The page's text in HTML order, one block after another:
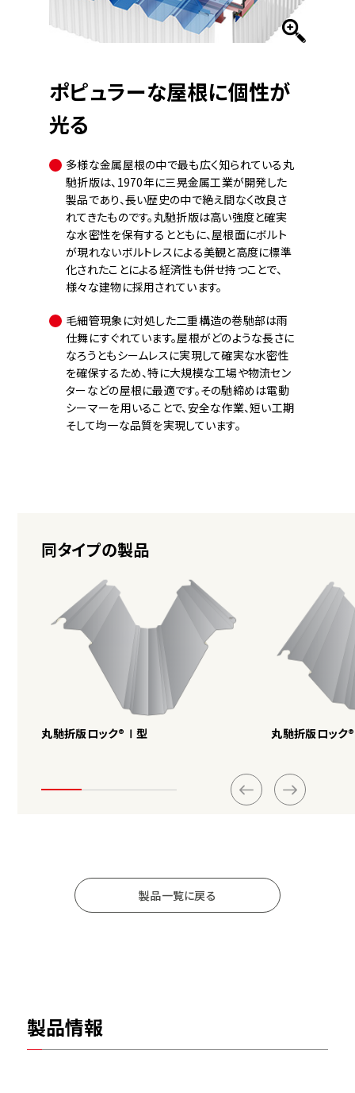
ポピュラーな屋根に個性が
光る
多様な金属屋根の中で最も広く知られている丸
馳折版は、1970年に三晃金属工業が開発した
製品であり、長い歴史の中で絶え間なく改良さ
れてきたものです。丸馳折版は高い強度と確実
な水密性を保有するとともに、屋根面にボルト
が現れないボルトレスによる美観と高度に標準
化されたことによる経済性も併せ持つことで、
様々な建物に採用されています。
毛細管現象に対処した二重構造の巻馳部は雨
仕舞にすぐれています。屋根がどのような長さに
なろうともシームレスに実現して確実な水密性
を確保するため、特に大規模な工場や物流セン
ターなどの屋根に最適です。その馳締めは電動
シーマーを用いることで、安全な作業、短い工期
そして均一な品質を実現しています。
同タイプの製品
丸馳折版ロック®Ⅰ型 丸馳折版ロッ
製品一覧に戻る
製品情報